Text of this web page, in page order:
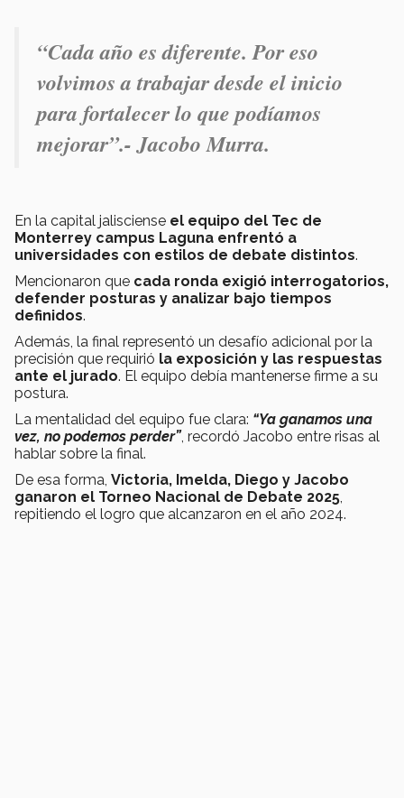
“Cada año es diferente. Por eso
volvimos a trabajar desde el inicio
para fortalecer lo que podíamos
mejorar”.- Jacobo Murra.
En la capital jalisciense el equipo del Tec de
Monterrey campus Laguna enfrentó a
universidades con estilos de debate distintos.
Mencionaron que cada ronda exigió interrogatorios,
defender posturas y analizar bajo tiempos
definidos.
Además, la final representó un desafío adicional por la
precisión que requirió la exposición y las respuestas
ante el jurado. El equipo debía mantenerse firme a su
postura.
La mentalidad del equipo fue clara: “Ya ganamos una
vez, no podemos perder”, recordó Jacobo entre risas al
hablar sobre la final.
De esa forma, Victoria, Imelda, Diego y Jacobo
ganaron el Torneo Nacional de Debate 2025,
repitiendo el logro que alcanzaron en el año 2024.